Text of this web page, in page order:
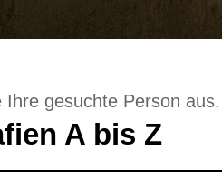
Ihre gesuchte Person aus.
A bis Z